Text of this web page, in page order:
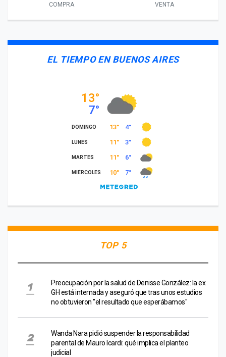
COMPRA VENTA
EL TIEMPO EN BUENOS AIRES
TOP 5
Preocupación por la salud de Denisse González: la ex
GH está internada y aseguró que tras unos estudios
no obtuvieron "el resultado que esperábamos"
Wanda Nara pidió suspender la responsabilidad
parental de Mauro Icardi: qué implica el planteo
judicial